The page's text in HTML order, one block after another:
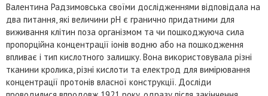
Валентина Радзимовська своїми дослідженнями відповідала на
два питання, які величини pH є гранично придатними для
виживання клітин поза організмом та чи пошкоджуюча сила
пропорційна концентрації іонів водню або на пошкодження
впливає і тип кислотного залишку. Вона використовувала різні
тканини кролика, різні кислоти та електрод для вимірювання
концентрації протонів власної конструкції. Досліди